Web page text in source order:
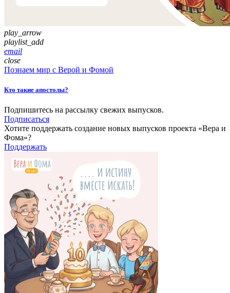
play_arrow
playlist_add
email
close
Познаем мир с Верой и Фомой
Кто такие апостолы?
Подпишитесь на рассылку свежих выпусков.
Подписаться
Хотите поддержать создание новых выпусков проекта «Вера и
Фома»?
Поддержать